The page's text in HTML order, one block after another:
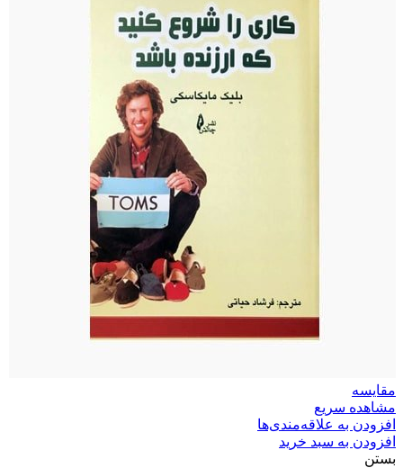
مقایسه
مشاهده سریع
افزودن به علاقه‌مندی‌ها
افزودن به سبد خرید
بستن